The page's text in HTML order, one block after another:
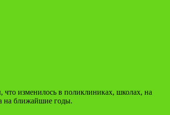
что изменилось в поликлиниках, школах, на
на ближайшие годы.